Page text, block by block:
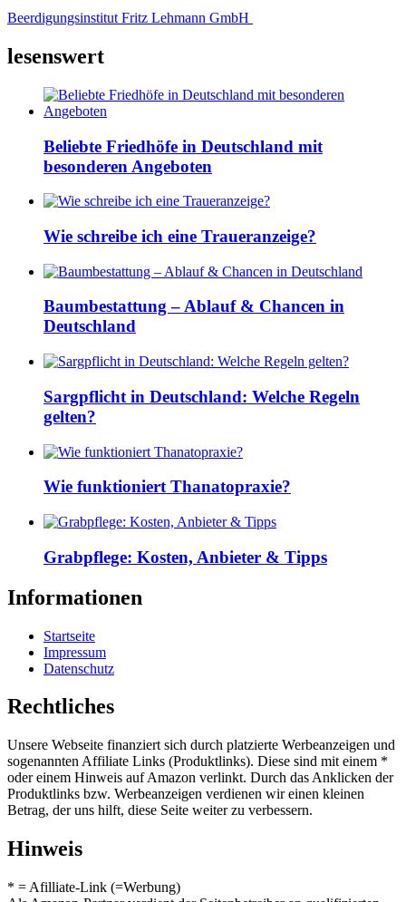
Beerdigungsinstitut Fritz Lehmann GmbH
lesenswert
Beliebte Friedhöfe in Deutschland mit
besonderen Angeboten
Wie schreibe ich eine Traueranzeige?
Baumbestattung – Ablauf & Chancen in
Deutschland
Sargpflicht in Deutschland: Welche Regeln
gelten?
Wie funktioniert Thanatopraxie?
Grabpflege: Kosten, Anbieter & Tipps
Informationen
Startseite
Impressum
Datenschutz
Rechtliches
Unsere Webseite finanziert sich durch platzierte Werbeanzeigen und
sogenannten Affiliate Links (Produktlinks). Diese sind mit einem *
oder einem Hinweis auf Amazon verlinkt. Durch das Anklicken der
Produktlinks bzw. Werbeanzeigen verdienen wir einen kleinen
Betrag, der uns hilft, diese Seite weiter zu verbessern.
Hinweis
* = Afilliate-Link (=Werbung)